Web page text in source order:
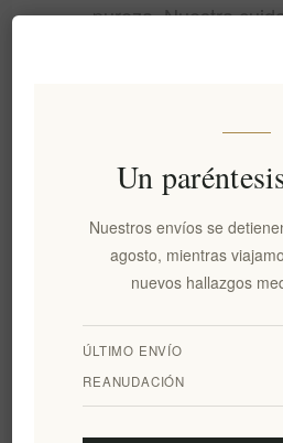
pureza. Nuestra
Localidad (Terroir):
refleja el microclima
desde las escarpadas
hasta las arboledas
Cómo
Un
Nuestros envíos se
agosto, mientras
nuevos hallazgos
ÚLTIMO ENVÍO
REANUDACIÓN